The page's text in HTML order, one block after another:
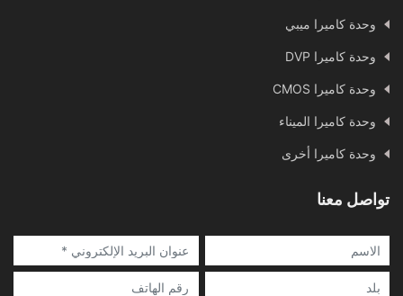
وحدة كاميرا ميبي
وحدة كاميرا DVP
وحدة كاميرا CMOS
وحدة كاميرا الميناء
وحدة كاميرا أخرى
تواصل معنا